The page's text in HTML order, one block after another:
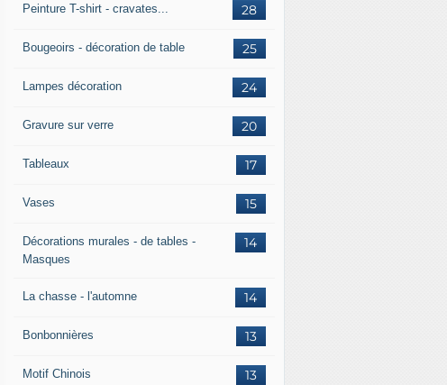
28
Peinture T-shirt - cravates...
25
Bougeoirs - décoration de table
24
Lampes décoration
20
Gravure sur verre
17
Tableaux
15
Vases
14
Décorations murales - de tables -
Masques
14
La chasse - l'automne
13
Bonbonnières
13
Motif Chinois